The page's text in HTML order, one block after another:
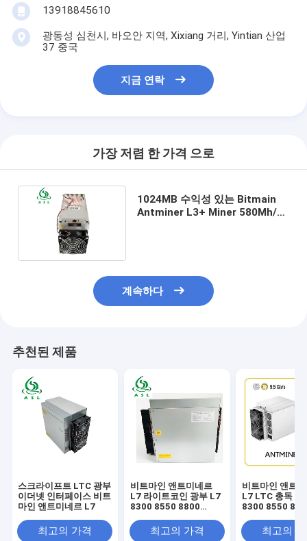
13918845610
광동성 심천시, 바오안 지역, Xixiang 거리, Yintian 산업
37 중국
지금 연락
가장 저렴 한 가격 으로
1024MB 수익성 있는 Bitmain
Antminer L3+ Miner 580Mh/S
계속하다
추천된 제품
스크라이프트 LTC 광부
이더넷 인터페이스 비트
마인 앤트미네르 L7
최고의 가격
비트마인 앤트미네르
L7 라이트코인 광부 L7
8300 8550 8800
최고의 가격
비트마인 앤트
L7 LTC 총독 광
8300 8550
최고의